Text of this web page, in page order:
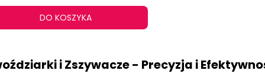
DO KOSZYKA
i Zszywacze - Precyzja i